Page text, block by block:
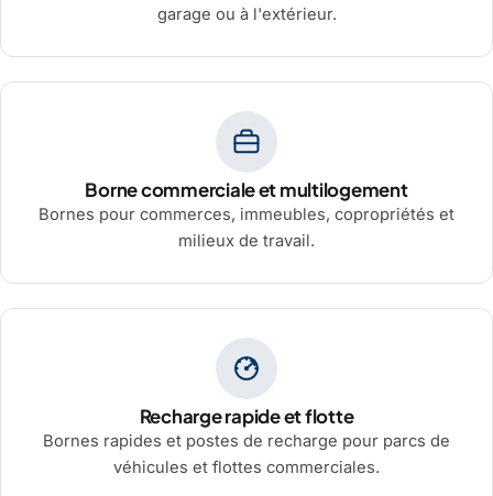
garage ou à l'extérieur.
Borne commerciale et multilogement
Bornes pour commerces, immeubles, copropriétés et
milieux de travail.
Recharge rapide et flotte
Bornes rapides et postes de recharge pour parcs de
véhicules et flottes commerciales.